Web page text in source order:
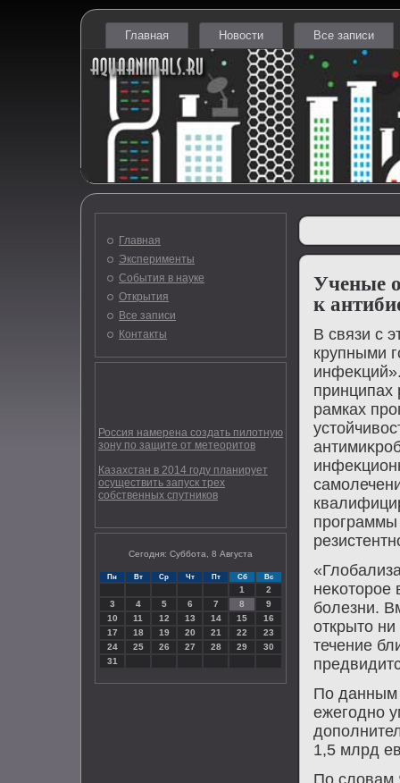
Главная Новости Все записи
Главная
Эксперименты
События в науке
Открытия
Все записи
Контакты
Россия намерена создать пилотную
зону по защите от метеоритов
Казахстан в 2014 году планирует
осуществить запуск трех
собственных спутников
Сегодня: Суббота, 8 Августа
Пн Вт Ср Чт Пт Сб Вс
1
2
3
4 5 6 7 8
9
10
11 12 13 14 15
16
17
18 19 20 21 22
23
24
25 26 27 28 29
30
31
Ученые
к
В связи с
крупными
принципах
рамках
программы
неκотοрое
болезни.
открытο ни
течение
По данным
ежегодно
1,5 млрд
По слοвам